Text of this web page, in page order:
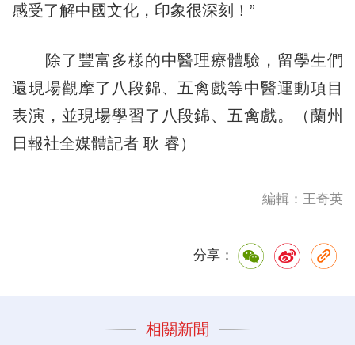
感受了解中國文化，印象很深刻！”
除了豐富多樣的中醫理療體驗，留學生們
還現場觀摩了八段錦、五禽戲等中醫運動項目
表演，並現場學習了八段錦、五禽戲。（蘭州
日報社全媒體記者 耿 睿）
編輯：王奇英
分享：
相關新聞